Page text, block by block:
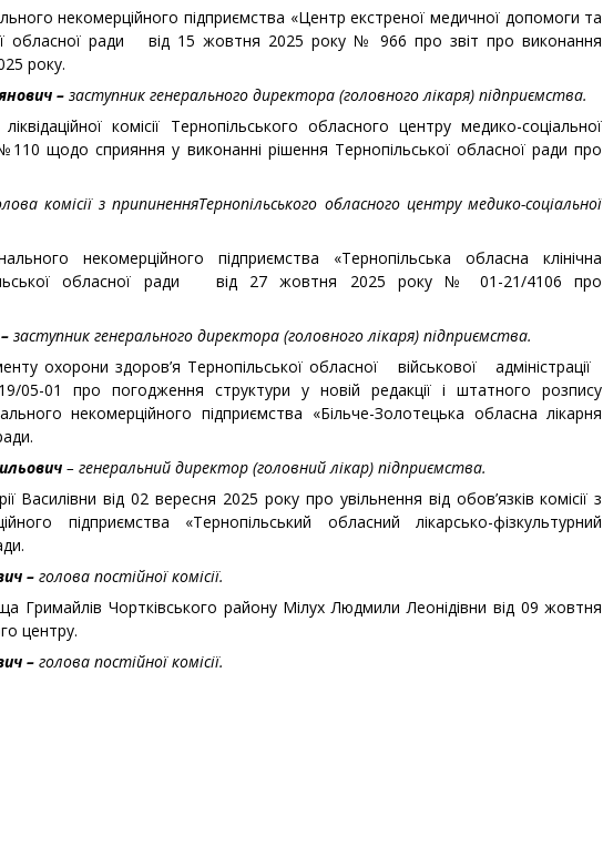
некомерційного підприємства «Центр екстреної медичної допомоги та
обласної ради від 15 жовтня 2025 року № 966 про звіт про виконання
року.
– заступник генерального директора (головного лікаря) підприємства.
комісії Тернопільського обласного центру медико-соціальної
щодо сприяння у виконанні рішення Тернопільської обласної ради про
комісії з припиненняТернопільського обласного центру медико-соціальної
некомерційного підприємства «Тернопільська обласна клінічна
обласної ради від 27 жовтня 2025 року № 01-21/4106 про
заступник генерального директора (головного лікаря) підприємства.
охорони здоров’я Тернопільської обласної військової адміністрації
про погодження структури у новій редакції і штатного розпису
некомерційного підприємства «Більче-Золотецька обласна лікарня
– генеральний директор (головний лікар) підприємства.
від 02 вересня 2025 року про увільнення від обов’язків комісії з
підприємства «Тернопільський обласний лікарсько-фізкультурний
– голова постійної комісії.
Гримайлів Чортківського району Мілух Людмили Леонідівни від 09 жовтня
центру.
– голова постійної комісії.